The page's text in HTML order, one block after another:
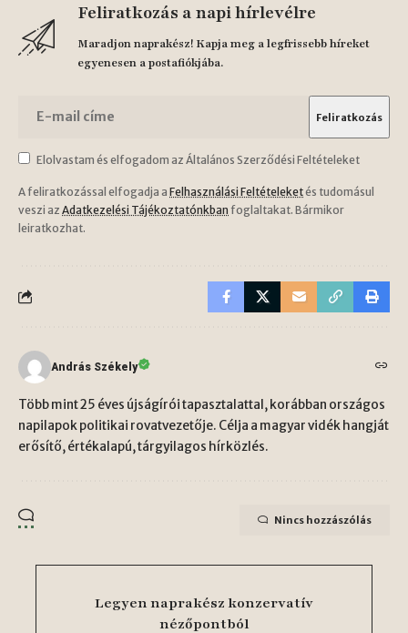
Feliratkozás a napi hírlevélre
Maradjon naprakész! Kapja meg a legfrissebb híreket
egyenesen a postafiókjába.
Elolvastam és elfogadom az Általános Szerződési Feltételeket
A feliratkozással elfogadja a Felhasználási Feltételeketés tudomásul
veszi az Adatkezelési Tájékoztatónkban foglaltakat. Bármikor
leiratkozhat.
András Székely
Több mint 25 éves újságírói tapasztalattal, korábban országos
napilapok politikai rovatvezetője. Célja a magyar vidék hangját
erősítő, értékalapú, tárgyilagos hírközlés.
Nincs hozzászólás
Legyen naprakész konzervatív
nézőpontból